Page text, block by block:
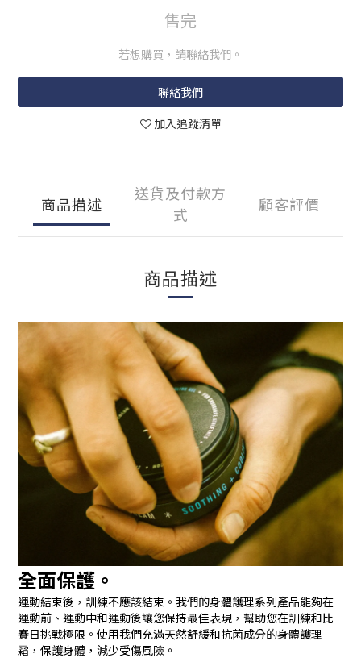
售完
若想購買，請聯絡我們。
聯絡我們
加入追蹤清單
商品描述
送貨及付款方
式
顧客評價
商品描述
全面保護。
運動結束後，訓練不應該結束。我們的身體護理系列產品能夠在
運動前、運動中和運動後讓您保持最佳表現，幫助您在訓練和比
賽日挑戰極限。使用我們充滿天然舒緩和抗菌成分的身體護理
霜，保護身體，減少受傷風險。